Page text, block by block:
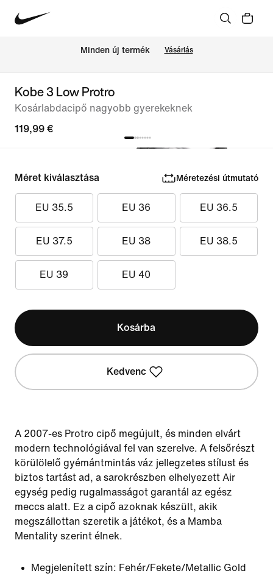
Minden új termék Vásárlás
Kobe 3 Low Protro
Kosárlabdacipő nagyobb gyerekeknek
119,99 €
Méret kiválasztása Méretezési útmutató
EU 35.5 EU 36 EU 36.5
EU 37.5 EU 38 EU 38.5
EU 39 EU 40
Kosárba
Kedvenc
A 2007-es Protro cipő megújult, és minden elvárt
modern technológiával fel van szerelve. A felsőrészt
körülölelő gyémántmintás váz jellegzetes stílust és
biztos tartást ad, a sarokrészben elhelyezett Air
egység pedig rugalmasságot garantál az egész
meccs alatt. Ez a cipő azoknak készült, akik
megszállottan szeretik a játékot, és a Mamba
Mentality szerint élnek.
Megjelenített szín: Fehér/Fekete/Metallic Gold